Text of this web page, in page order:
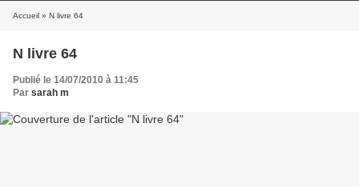
Accueil » N livre 64
N livre 64
Publié le 14/07/2010 à 11:45
Par sarah m